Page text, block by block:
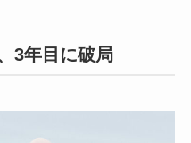
3年目に破局